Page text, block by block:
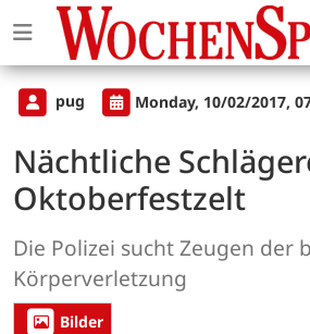
pug Monday, 10/02/2017,
Nächtliche
Oktoberfestzelt
Die Polizei sucht Zeugen der
Körperverletzung
Bilder